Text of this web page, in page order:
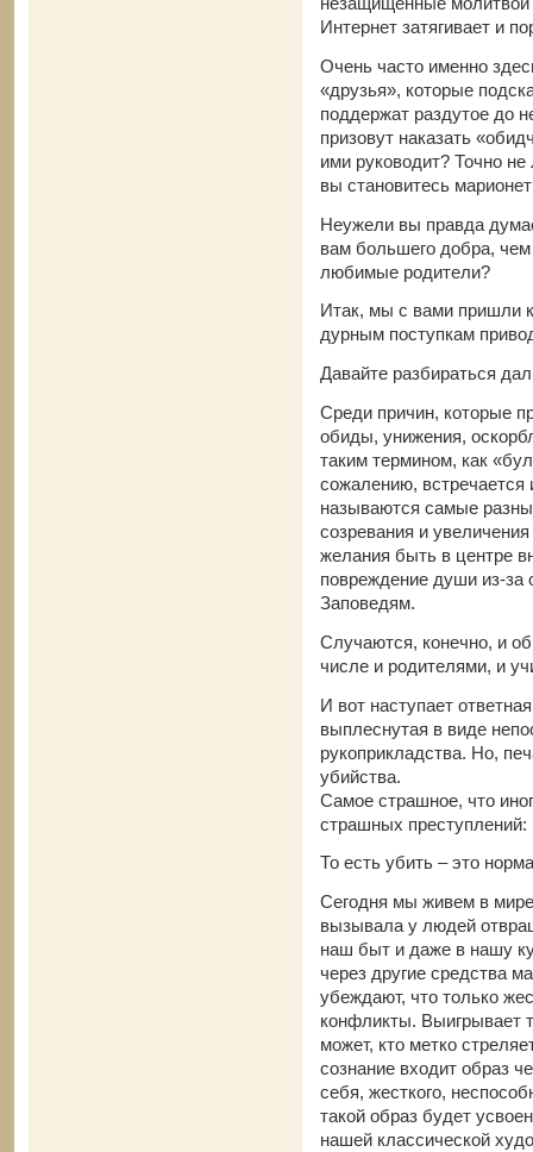
Интернет затягивает и
Очень часто именно
«друзья», которые
поддержат раздутое до
призовут наказать
ими руководит? Точно
вы становитесь
Неужели вы правда
вам большего добра,
любимые родители?
Итак, мы с вами пришли
дурным поступкам
Давайте разбираться
Среди причин, которые
обиды, унижения,
таким термином, как
сожалению,
называются самые
созревания и
желания быть в центре
повреждение души из-за
Заповедям.
Случаются, конечно, и
числе и родителями, и
И вот наступает
выплеснутая в виде
рукоприкладства. Но,
убийства.
Самое страшное, что
страшных
То есть убить – это
Сегодня мы живем в
вызывала у людей
наш быт и даже в нашу
через другие средства
убеждают, что только
конфликты. Выигрывает
может, кто метко
сознание входит образ
себя, жесткого,
такой образ будет
нашей классической